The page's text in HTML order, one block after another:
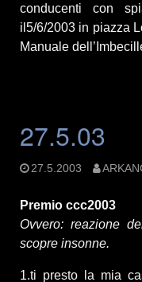
conducenti con
il5/6/2003 in piazza
Manuale
27.5.03
27.5.2003
Premio ccc2003
Ovvero: reazione
scopre insonne.
1.ti presto la mia